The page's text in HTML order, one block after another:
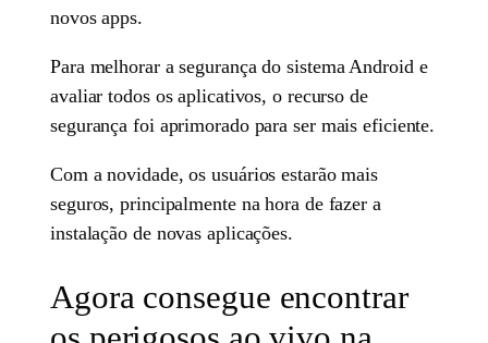
novos apps.
Para melhorar a segurança do sistema Android e
avaliar todos os aplicativos, o recurso de
segurança foi aprimorado para ser mais eficiente.
Com a novidade, os usuários estarão mais
seguros, principalmente na hora de fazer a
instalação de novas aplicações.
Agora consegue encontrar